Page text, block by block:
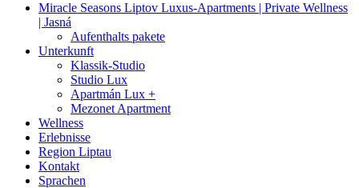
Miracle Seasons Liptov Luxus-Apartments | Private Wellness
| Jasná
Aufenthalts pakete
Unterkunft
Klassik-Studio
Studio Lux
Apartmán Lux +
Mezonet Apartment
Wellness
Erlebnisse
Region Liptau
Kontakt
Sprachen